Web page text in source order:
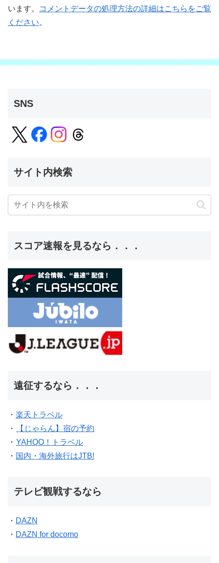
います。
コメントデータの処理方法の詳細はこちらをご覧
ください。
SNS
サイト内検索
スコア速報を見るなら．．．
遠征するなら．．．
・ 楽天トラベル
・
【じゃらん】宿の予約
・ YAHOO！トラベル
・ 国内・海外旅行はJTB!
テレビ観戦するなら
・ DAZN
・ DAZN for docomo